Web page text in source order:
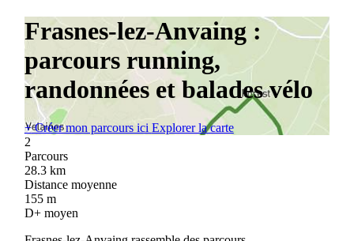
Frasnes-lez-Anvaing :
parcours running,
randonnées et balades vélo
+Créer mon parcours ici Explorer la carte
2
Parcours
28.3 km
Distance moyenne
155 m
D+ moyen